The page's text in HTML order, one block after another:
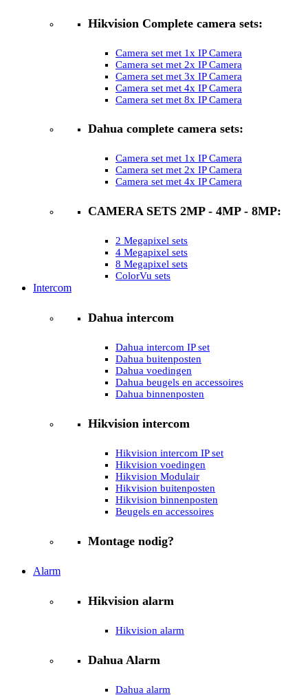
Hikvision Complete camera sets:
Camera set met 1x IP Camera
Camera set met 2x IP Camera
Camera set met 3x IP Camera
Camera set met 4x IP Camera
Camera set met 8x IP Camera
Dahua complete camera sets:
Camera set met 1x IP Camera
Camera set met 2x IP Camera
Camera set met 4x IP Camera
CAMERA SETS 2MP - 4MP - 8MP:
2 Megapixel sets
4 Megapixel sets
8 Megapixel sets
ColorVu sets
Intercom
Dahua intercom
Dahua intercom IP set
Dahua buitenposten
Dahua voedingen
Dahua beugels en accessoires
Dahua binnenposten
Hikvision intercom
Hikvision intercom IP set
Hikvision voedingen
Hikvision Modulair
Hikvision buitenposten
Hikvision binnenposten
Beugels en accessoires
Montage nodig?
Alarm
Hikvision alarm
Hikvision alarm
Dahua Alarm
Dahua alarm